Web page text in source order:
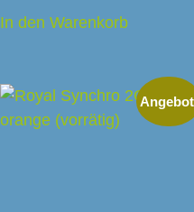
In den Warenkorb